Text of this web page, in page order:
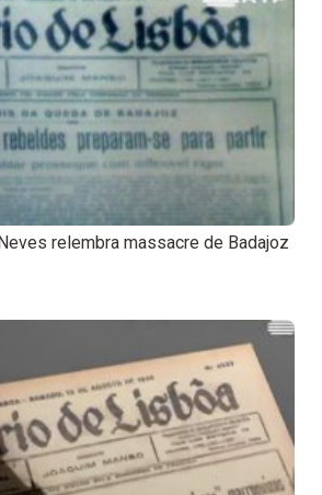
relembra massacre de Badajoz